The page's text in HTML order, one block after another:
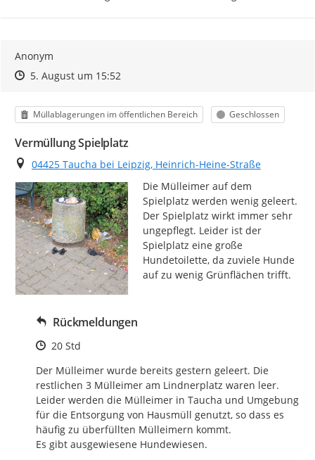
Anonym
Zeitpunkt des Erstellens
Zeitpunkt des Erstellens
5. August um 15:52Zur Äußerung
Kategorie
Müllablagerungen im öffentlichen Bereich Status
Geschlossen
Vermüllung Spielplatz
Ort
04425 Taucha bei Leipzig, Heinrich-Heine-Straße
Die Mülleimer auf dem
Spielplatz werden wenig geleert.
Der Spielplatz wirkt immer sehr
ungepflegt. Leider ist der
Spielplatz eine große
Hundetoilette, da zuviele Hunde
auf zu wenig Grünflächen trifft.
Rückmeldungen
Zeitpunkt des Erstellens
20 Std
Der Mülleimer wurde bereits gestern geleert. Die
restlichen 3 Mülleimer am Lindnerplatz waren leer.
Leider werden die Mülleimer in Taucha und Umgebung
für die Entsorgung von Hausmüll genutzt, so dass es
häufig zu überfüllten Mülleimern kommt.
Es gibt ausgewiesene Hundewiesen.